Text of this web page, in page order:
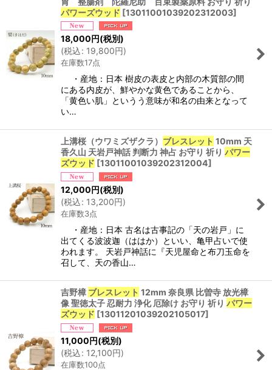
パワーズウッド [13011001039202312003]
18,000 円(税別)
(税込: 19,800円)
在庫数17点
・産地：日本 樹皮の表皮と内部の木質部の間
にある内皮が、鮮やかな黄色であることから、
「黄色い肌」というう意味が和名の由来となって
い…
上溝桜（ウワミズザクラ） ブレスレット 10mm 天
香久山 天岩戸神話 判断力 神占 お守り 祈り パワー
ズウッド [13011001039202312004]
12,000円(税別)
(税込: 13,200円)
在庫数3点
・産地：日本 古名は古事記の「天の岩戸」に
出てくる波波迦（ははか）といい、亀甲占いで使
われます。 天岩戸神話に『天児屋命と布刀玉命を
召して、天の香山…
吉野樟 ブレスレット 12mm 奈良県 比曽寺 放光樟
像 聖徳太子 忍耐力 浄化 厄除け お守り 祈り パワー
ズウッド [13011201039202105017]
11,000円(税別)
(税込: 12,100円)
在庫数100点